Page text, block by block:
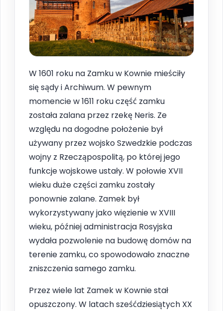
W 1601 roku na Zamku w Kownie mieściły
się sądy i Archiwum. W pewnym
momencie w 1611 roku część zamku
została zalana przez rzekę Neris. Ze
względu na dogodne położenie był
używany przez wojsko Szwedzkie podczas
wojny z Rzecząpospolitą, po której jego
funkcje wojskowe ustały. W połowie XVII
wieku duże części zamku zostały
ponownie zalane. Zamek był
wykorzystywany jako więzienie w XVIII
wieku, później administracja Rosyjska
wydała pozwolenie na budowę domów na
terenie zamku, co spowodowało znaczne
zniszczenia samego zamku.
Przez wiele lat Zamek w Kownie stał
opuszczony. W latach sześćdziesiątych XX